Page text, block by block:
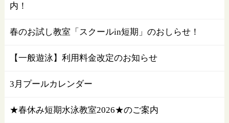
内！
春のお試し教室「スクールin短期」のおしらせ！
【一般遊泳】利用料金改定のお知らせ
3月プールカレンダー
★春休み短期水泳教室2026★のご案内